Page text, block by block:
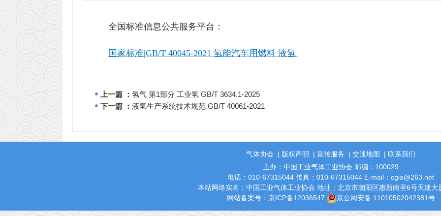
全国标准信息公共服务平台：
国家标准|GB/T 40045-2021 氢能汽车用燃料 液氢
上一篇 ： 氢气 第1部分 工业氢 GB/T 3634.1-2025
下一篇 ： 液氢生产系统技术规范 GB/T 40061-2021
气体协会 | 版权声明 | 宣传服务 | 交通地图 | 联系我们
主办：中国工业气体工业协会 邮编：100029
电话：010-67315044 传真：010-67315044 E-mail：cgia@263.net
本站网络实名：中国工业气体工业协会 地址：北京市朝阳区惠新南里6号天建大
网站备案号： 京ICP备12036547 京公网安备 11010502042381号